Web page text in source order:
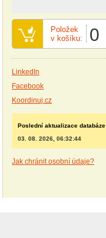
Položek
v košíku:
0
LinkedIn
Facebook
Koordinuj.cz
Poslední aktualizace databáze
03. 08. 2026, 06:32:44
Jak chránit osobní údaje?